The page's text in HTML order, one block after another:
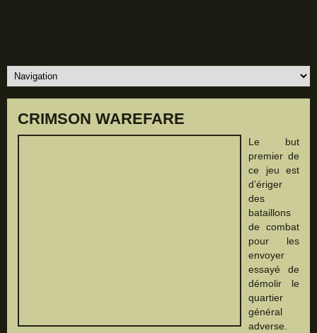
CRIMSON WAREFARE
Le but
premier de
ce jeu est
d’ériger
des
bataillons
de combat
pour les
envoyer
essayé de
démolir le
quartier
général
adverse.